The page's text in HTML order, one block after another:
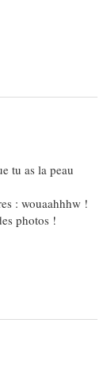
tu as la peau
: wouaahhhw !
photos !